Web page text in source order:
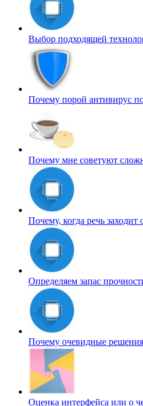
Выбор подходящей
Почему порой антивирус
Почему мне советуют
Почему, когда речь
Определяем запас
Почему очевидные решения
Оценка интерфейса или о